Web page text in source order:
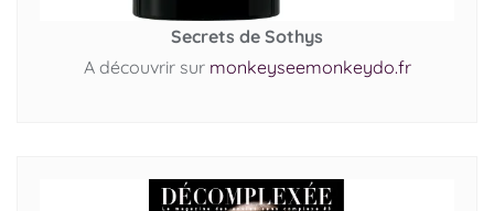
Secrets de Sothys
A découvrir sur monkeyseemonkeydo.fr